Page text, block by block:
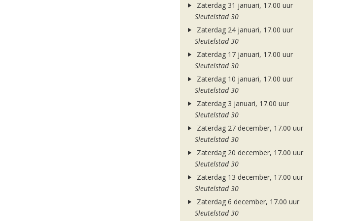
Zaterdag 31 januari, 17.00 uur
Sleutelstad 30
Zaterdag 24 januari, 17.00 uur
Sleutelstad 30
Zaterdag 17 januari, 17.00 uur
Sleutelstad 30
Zaterdag 10 januari, 17.00 uur
Sleutelstad 30
Zaterdag 3 januari, 17.00 uur
Sleutelstad 30
Zaterdag 27 december, 17.00 uur
Sleutelstad 30
Zaterdag 20 december, 17.00 uur
Sleutelstad 30
Zaterdag 13 december, 17.00 uur
Sleutelstad 30
Zaterdag 6 december, 17.00 uur
Sleutelstad 30